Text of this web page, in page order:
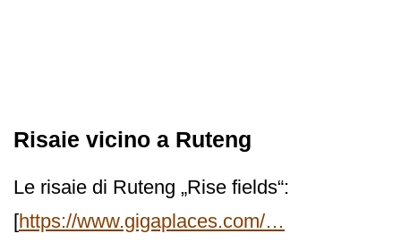
Risaie vicino a Ruteng
Le risaie di Ruteng „Rise fields“:
[https://www.gigaplaces.com/…